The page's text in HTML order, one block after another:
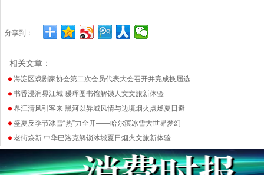
分享到：
相关文章：
海淀区戏剧家协会第二次会员代表大会召开并完成换届选
书香浸润界江城 瑷珲图书馆解锁人文文旅新体验
界江清风引客来 黑河以异域风情与边境烟火点燃夏日避
盛夏反季节冰雪“热”力全开——哈尔滨冰雪大世界梦幻
老街焕新 中华巴洛克解锁冰城夏日烟火文旅新体验